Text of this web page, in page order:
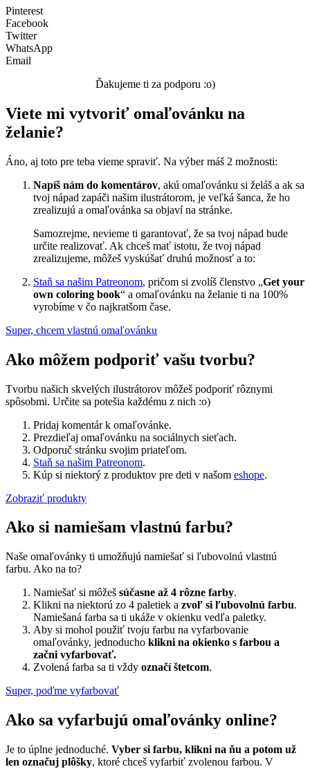
Vesmír
Zima a Vianoce
Zvieratá a príroda
Pinterest
Facebook
Twitter
WhatsApp
Email
Ďakujeme ti za podporu :o)
Viete mi vytvoriť omaľovánku na
želanie?
Áno, aj toto pre teba vieme spraviť. Na výber máš 2 možnosti:
Napíš nám do komentárov, akú omaľovánku si želáš a ak sa
tvoj nápad zapáči našim ilustrátorom, je veľká šanca, že ho
zrealizujú a omaľovánka sa objaví na stránke.
Samozrejme, nevieme ti garantovať, že sa tvoj nápad bude
určite realizovať. Ak chceš mať istotu, že tvoj nápad
zrealizujeme, môžeš vyskúšať druhú možnosť a to:
Staň sa našim Patreonom, pričom si zvolíš členstvo „Get your
own coloring book“ a omaľovánku na želanie ti na 100%
vyrobíme v čo najkratšom čase.
Super, chcem vlastnú omaľovánku
Ako môžem podporiť vašu tvorbu?
Tvorbu našich skvelých ilustrátorov môžeš podporiť rôznymi
spôsobmi. Určite sa potešia každému z nich :o)
Pridaj komentár k omaľovánke.
Prezdieľaj omaľovánku na sociálnych sieťach.
Odporuč stránku svojim priateľom.
Staň sa našim Patreonom.
Kúp si niektorý z produktov pre deti v našom eshope.
Zobraziť produkty
Ako si namiešam vlastnú farbu?
Naše omaľovánky ti umožňujú namiešať si ľubovolnú vlastnú
farbu. Ako na to?
Namiešať si môžeš súčasne až 4 rôzne farby.
Klikni na niektorú zo 4 paletiek a zvoľ si ľubovolnú farbu.
Namiešaná farba sa ti ukáže v okienku vedľa paletky.
Aby si mohol použiť tvoju farbu na vyfarbovanie
omaľovánky, jednoducho klikni na okienko s farbou a
začni vyfarbovať.
Zvolená farba sa ti vždy označí štetcom.
Super, poďme vyfarbovať
Ako sa vyfarbujú omaľovánky online?
Je to úplne jednoduché. Vyber si farbu, klikni na ňu a potom už
len označuj plôšky, ktoré chceš vyfarbiť zvolenou farbou. V